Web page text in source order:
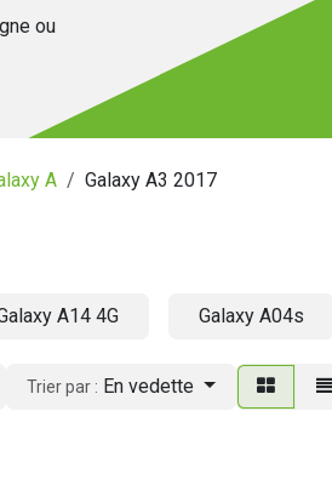
ou
A Galaxy A3 2017
A14 4G Galaxy A04s
Trier par : En vedette